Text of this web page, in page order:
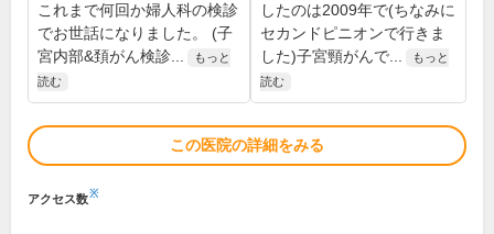
これまで何回か婦人科の検診
でお世話になりました。 (子
宮内部&頚がん検診...
もっと
読む
したのは2009年で(ちなみに
セカンドピニオンで行きま
した)子宮頸がんで...
もっと
読む
この医院の詳細をみる
アクセス数※